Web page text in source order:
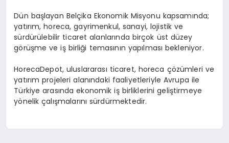
Dün başlayan Belçika Ekonomik Misyonu kapsamında;
yatırım, horeca, gayrimenkul, sanayi, lojistik ve
sürdürülebilir ticaret alanlarında birçok üst düzey
görüşme ve iş birliği temasının yapılması bekleniyor.
HorecaDepot, uluslararası ticaret, horeca çözümleri ve
yatırım projeleri alanındaki faaliyetleriyle Avrupa ile
Türkiye arasında ekonomik iş birliklerini geliştirmeye
yönelik çalışmalarını sürdürmektedir.